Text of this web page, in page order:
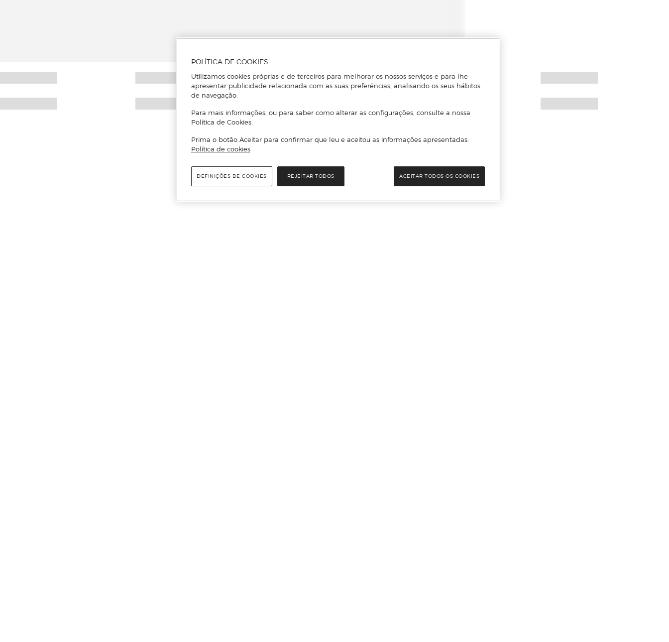
POLÍTICA DE COOKIES
Utilizamos cookies próprias e de terceiros para melhorar os nossos serviços e para lhe
apresentar publicidade relacionada com as suas preferências, analisando os seus hábitos
de navegação.
Para mais informações, ou para saber como alterar as configurações, consulte a nossa
Política de Cookies.
Prima o botão Aceitar para confirmar que leu e aceitou as informações apresentadas.
Política de cookies
REJEITAR TODOS ACEITAR TODOS OS COOKIES
DEFINIÇÕES DE COOKIES